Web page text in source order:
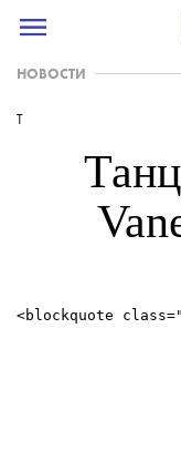
НОВОСТИ
T
<blockquote